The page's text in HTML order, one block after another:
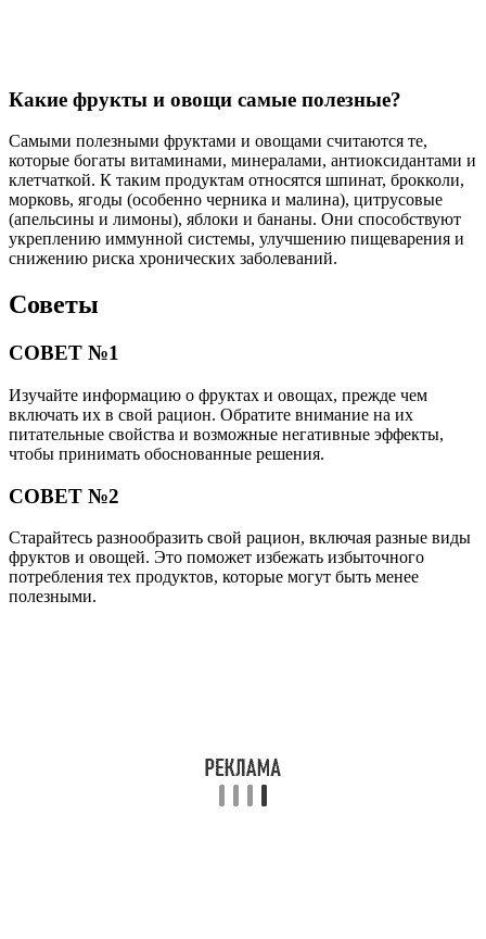
Какие фрукты и овощи самые полезные?
Самыми полезными фруктами и овощами считаются те,
которые богаты витаминами, минералами, антиоксидантами и
клетчаткой. К таким продуктам относятся шпинат, брокколи,
морковь, ягоды (особенно черника и малина), цитрусовые
(апельсины и лимоны), яблоки и бананы. Они способствуют
укреплению иммунной системы, улучшению пищеварения и
снижению риска хронических заболеваний.
Советы
СОВЕТ №1
Изучайте информацию о фруктах и овощах, прежде чем
включать их в свой рацион. Обратите внимание на их
питательные свойства и возможные негативные эффекты,
чтобы принимать обоснованные решения.
СОВЕТ №2
Старайтесь разнообразить свой рацион, включая разные виды
фруктов и овощей. Это поможет избежать избыточного
потребления тех продуктов, которые могут быть менее
полезными.